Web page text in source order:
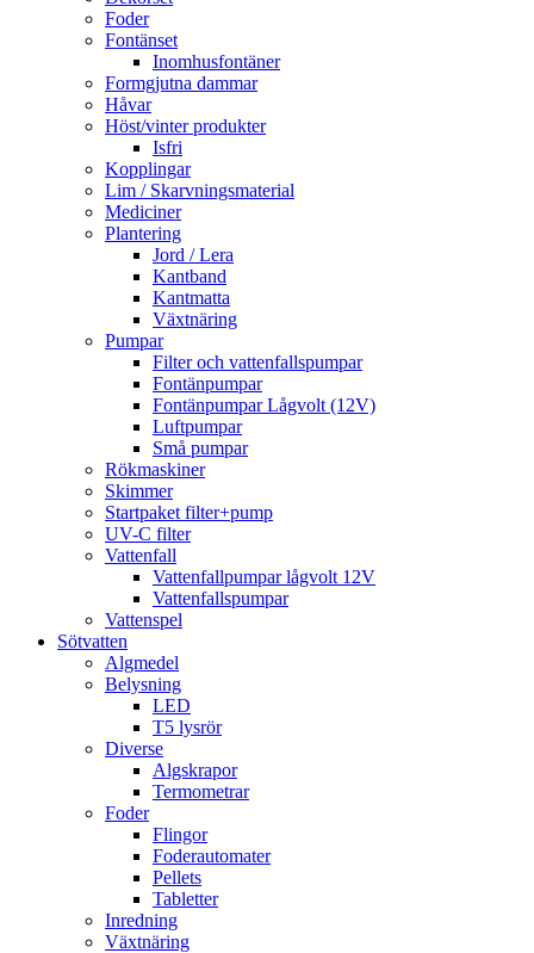
Foder
Fontänset
Inomhusfontäner
Formgjutna dammar
Håvar
Höst/vinter produkter
Isfri
Kopplingar
Lim / Skarvningsmaterial
Mediciner
Plantering
Jord / Lera
Kantband
Kantmatta
Växtnäring
Pumpar
Filter och vattenfallspumpar
Fontänpumpar
Fontänpumpar Lågvolt (12V)
Luftpumpar
Små pumpar
Rökmaskiner
Skimmer
Startpaket filter+pump
UV-C filter
Vattenfall
Vattenfallpumpar lågvolt 12V
Vattenfallspumpar
Vattenspel
Sötvatten
Algmedel
Belysning
LED
T5 lysrör
Diverse
Algskrapor
Termometrar
Foder
Flingor
Foderautomater
Pellets
Tabletter
Inredning
Växtnäring